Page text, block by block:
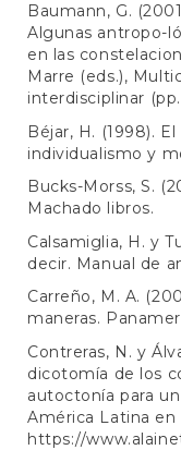
Baumann, G.
Algunas antropo-
en las
Marre (eds.),
interdisciplinar
Béjar, H. (1998).
individualismo y
Bucks-Morss, S.
Machado libros.
Calsamiglia, H. y
decir. Manual de
Carreño, M. A.
maneras.
Contreras, N. y
dicotomía de los
autoctonía para
América Latina
https://